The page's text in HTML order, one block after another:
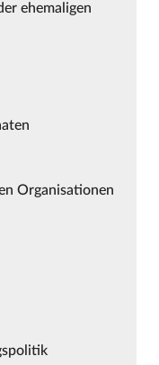
ehemaligen
Organisationen